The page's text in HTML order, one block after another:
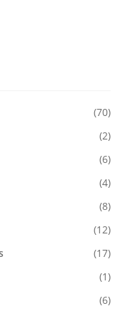
(70)
(2)
(6)
(4)
(8)
(12)
(17)
(1)
(6)